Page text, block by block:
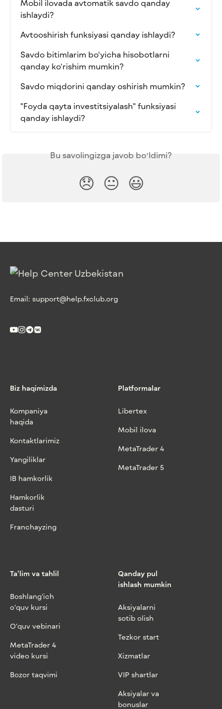
Mobil ilovada avtomatik savdo qanday
ishlaydi?
Avtooshirish funksiyasi qanday ishlaydi?
Savdo bitimlarim bo‘yicha hisobotlarni
qanday ko‘rishim mumkin?
Savdo miqdorini qanday oshirish mumkin?
"Foyda qayta investitsiyalash" funksiyasi
qanday ishlaydi?
Bu savolingizga javob boʻldimi?
😞 😐 😃
Email: support@help.fxclub.org
Biz haqimizda
Kompaniya
haqida
Kontaktlarimiz
Yangiliklar
IB hamkorlik
Hamkorlik
dasturi
Franchayzing
Platformalar
Libertex
Mobil ilova
MetaTrader 4
MetaTrader 5
Ta’lim va tahlil
Boshlang‘ich
o‘quv kursi
O‘quv vebinari
MetaTrader 4
video kursi
Bozor taqvimi
Qanday pul
ishlash mumkin
Aksiyalarni
sotib olish
Tezkor start
Xizmatlar
VIP shartlar
Aksiyalar va
bonuslar